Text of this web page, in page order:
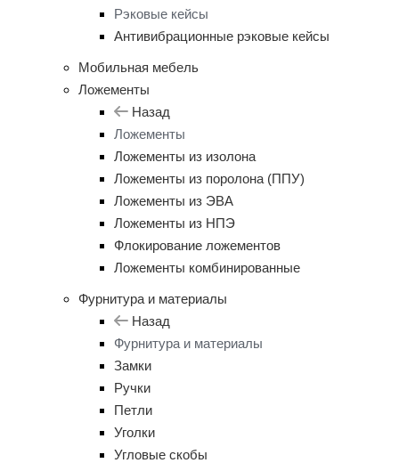
Рэковые кейсы
Антивибрационные рэковые кейсы
Мобильная мебель
Ложементы
Назад
Ложементы
Ложементы из изолона
Ложементы из поролона (ППУ)
Ложементы из ЭВА
Ложементы из НПЭ
Флокирование ложементов
Ложементы комбинированные
Фурнитура и материалы
Назад
Фурнитура и материалы
Замки
Ручки
Петли
Уголки
Угловые скобы